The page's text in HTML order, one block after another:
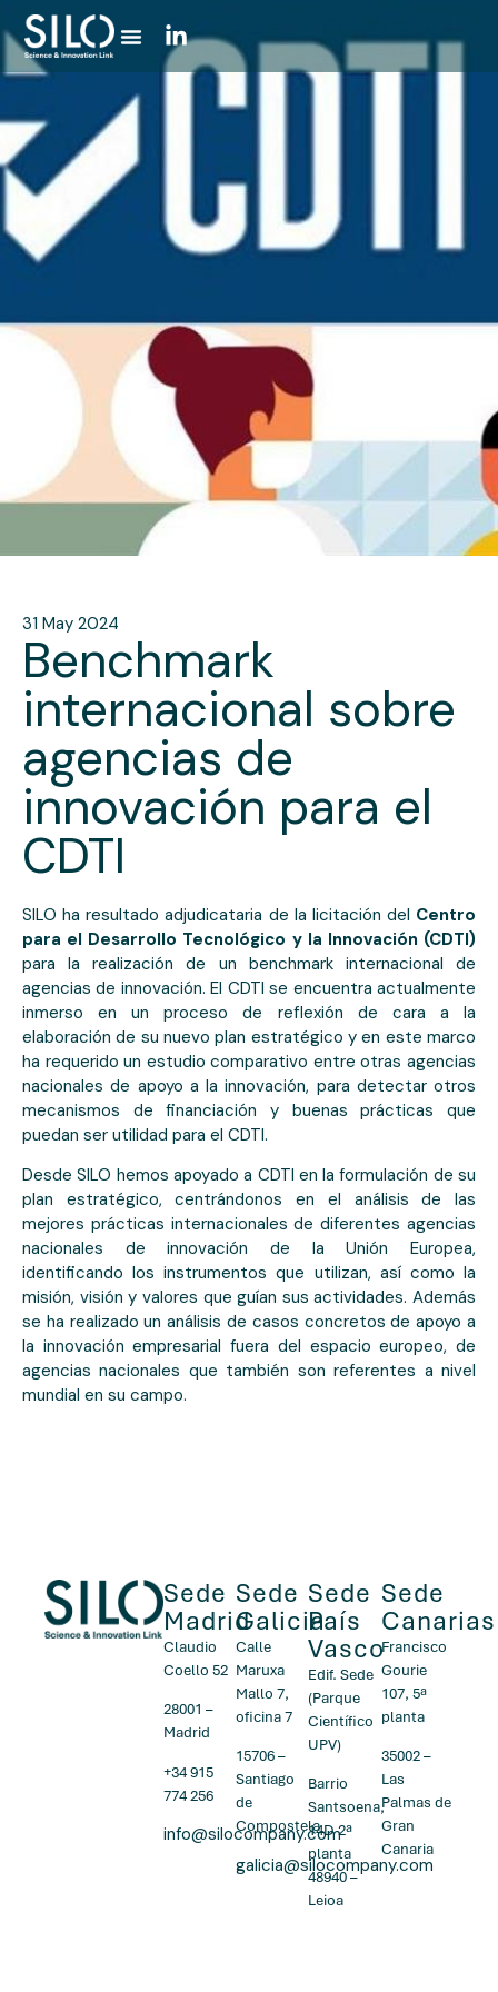
31 May 2024
Benchmark
internacional sobre
agencias de
innovación para el
CDTI
SILO ha resultado adjudicataria de la licitación del Centro
para el Desarrollo Tecnológico y la Innovación (CDTI)
para la realización de un benchmark internacional de
agencias de innovación. El CDTI se encuentra actualmente
inmerso en un proceso de reflexión de cara a la
elaboración de su nuevo plan estratégico y en este marco
ha requerido un estudio comparativo entre otras agencias
nacionales de apoyo a la innovación, para detectar otros
mecanismos de financiación y buenas prácticas que
puedan ser utilidad para el CDTI.
Desde SILO hemos apoyado a CDTI en la formulación de su
plan estratégico, centrándonos en el análisis de las
mejores prácticas internacionales de diferentes agencias
nacionales de innovación de la Unión Europea,
identificando los instrumentos que utilizan, así como la
misión, visión y valores que guían sus actividades. Además
se ha realizado un análisis de casos concretos de apoyo a
la innovación empresarial fuera del espacio europeo, de
agencias nacionales que también son referentes a nivel
mundial en su campo.
Sede
Madrid
Claudio
Coello 52
28001 –
Madrid
+34 915
774 256
info@silocompany.com
Sede
Galicia
Calle
Maruxa
Mallo 7,
oficina 7
15706 –
Santiago
de
Compostela
galicia@silocompany.com
Sede
País
Vasco
Edif. Sede
(Parque
Científico
UPV)
Barrio
Santsoena,
14D 2ª
planta
48940 –
Leioa
Sede
Canarias
Francisco
Gourie
107, 5ª
planta
35002 –
Las
Palmas de
Gran
Canaria